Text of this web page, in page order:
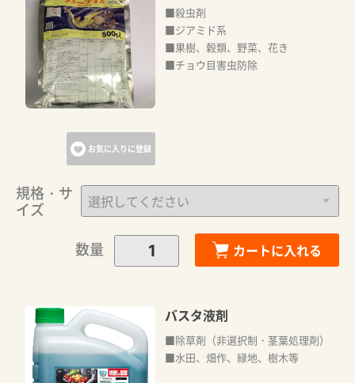
お気に入りに登録
■殺虫剤
■ジアミド系
■果樹、穀類、野菜、花き
■チョウ目害虫防除
規格・サ
イズ
数量
カートに入れる
バスタ液剤
■除草剤（非選択制・茎葉処理剤）
■水田、畑作、緑地、樹木等